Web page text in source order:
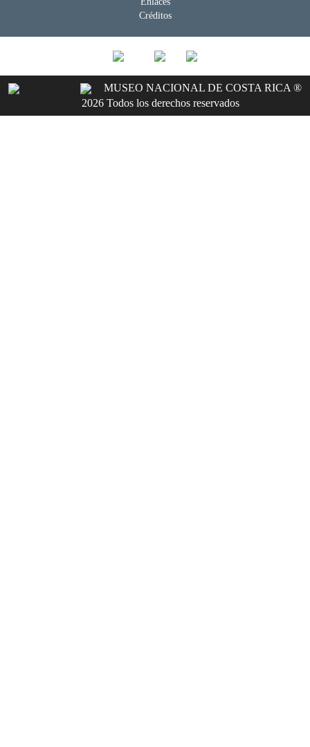
Créditos
MUSEO NACIONAL DE COSTA RICA ®
2026 Todos los derechos reservados